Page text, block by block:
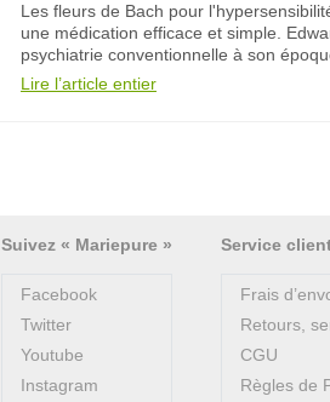
Les fleurs de Bach pour
une médication efficace et simple.
psychiatrie conventionnelle à son
Lire l’article entier
Suivez « Mariepure »
Facebook
Twitter
Youtube
Instagram
Service
Frais
Retours,
CGU
Règles de